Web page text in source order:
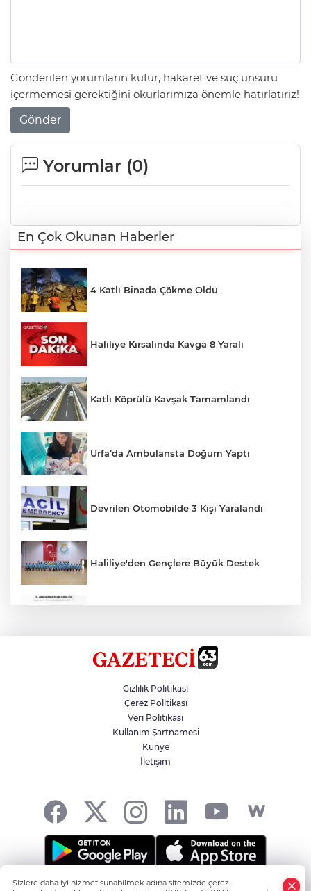
Gönderilen yorumların küfür, hakaret ve suç unsuru
içermemesi gerektiğini okurlarımıza önemle hatırlatırız!
Gönder
Yorumlar (0)
En Çok Okunan Haberler
4 Katlı Binada Çökme Oldu
Haliliye Kırsalında Kavga 8 Yaralı
Katlı Köprülü Kavşak Tamamlandı
Urfa’da Ambulansta Doğum Yaptı
Devrilen Otomobilde 3 Kişi Yaralandı
Haliliye'den Gençlere Büyük Destek
Hikmet Başak’tan Ulaşım Çalışması
Atatürk Bulvarında Asfalt Yenileniyor
Gizlilik Politikası
Çerez Politikası
Veri Politikası
Kullanım Şartnamesi
Künye
İletişim
Sizlere daha iyi hizmet sunabilmek adına sitemizde çerez